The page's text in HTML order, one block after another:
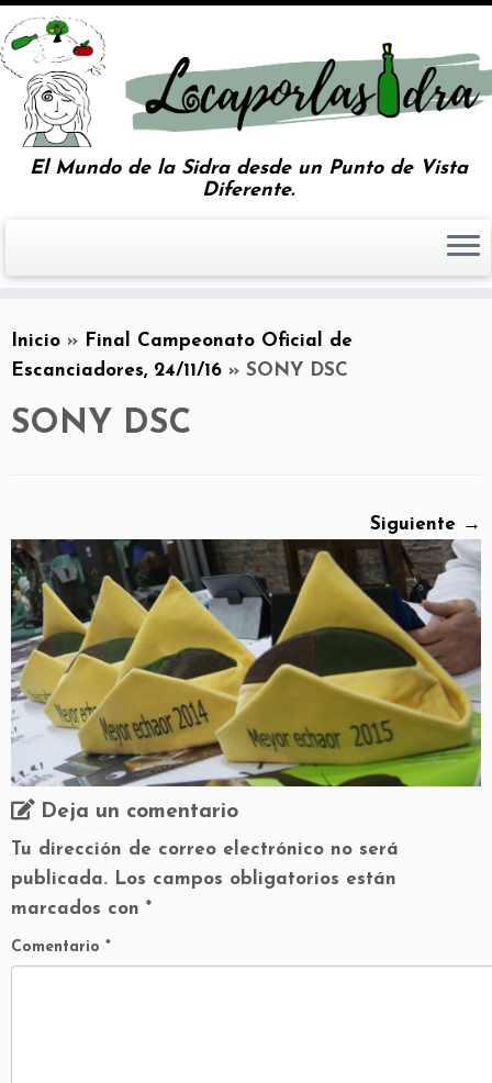
El Mundo de la Sidra desde un Punto de Vista
Diferente.
Inicio » Final Campeonato Oficial de
Escanciadores, 24/11/16 » SONY DSC
SONY DSC
Siguiente →
Deja un comentario
Tu dirección de correo electrónico no será
publicada. Los campos obligatorios están
marcados con *
Comentario *